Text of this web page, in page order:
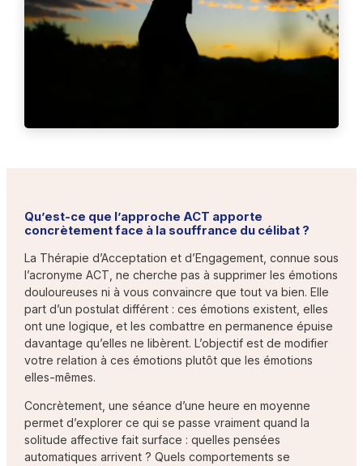
Qu’est-ce que l’approche ACT apporte
concrètement face à la souffrance du célibat ?
La Thérapie d’Acceptation et d’Engagement, connue sous
l’acronyme ACT, ne cherche pas à supprimer les émotions
douloureuses ni à vous convaincre que tout va bien. Elle
part d’un postulat différent : ces émotions existent, elles
ont une logique, et les combattre en permanence épuise
davantage qu’elles ne libèrent. L’objectif est de modifier
votre relation à ces émotions plutôt que les émotions
elles-mêmes.
Concrètement, une séance d’une heure en moyenne
permet d’explorer ce qui se passe vraiment quand la
solitude affective fait surface : quelles pensées
automatiques arrivent ? Quels comportements se